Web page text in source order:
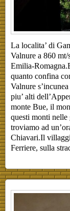
La localita’ di
Valnure a 860
Emilia-
quanto confina
Valnure
piu’ alti
monte Bue, il
questi monti nelle
troviamo ad
Chiavari.Il
Ferriere, sulla